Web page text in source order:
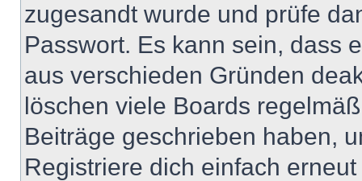
zugesandt wurde und prüfe
Passwort. Es kann sein, dass
aus verschieden Gründen
löschen viele Boards
Beiträge geschrieben haben,
Registriere dich einfach